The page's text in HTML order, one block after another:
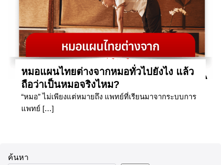
หมอแผนไทยต่างจากหมอทั่วไปยังไง แล้ว
ถือว่าเป็นหมอจริงไหม?
“หมอ” ไม่เพียงแต่หมายถึง แพทย์ที่เรียนมาจากระบบการ
แพทย์ […]
ค้นหา